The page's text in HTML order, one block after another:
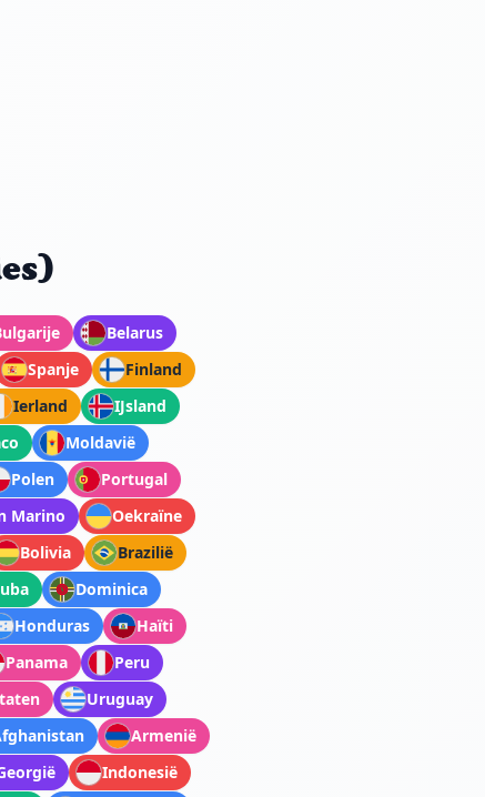
Belarus
Spanje
Finland
Ierland
IJsland
Moldavië
Polen
Portugal
Marino
Oekraïne
Bolivia
Brazilië
Dominica
Honduras
Haïti
Panama
Peru
Uruguay
Armenië
Indonesië